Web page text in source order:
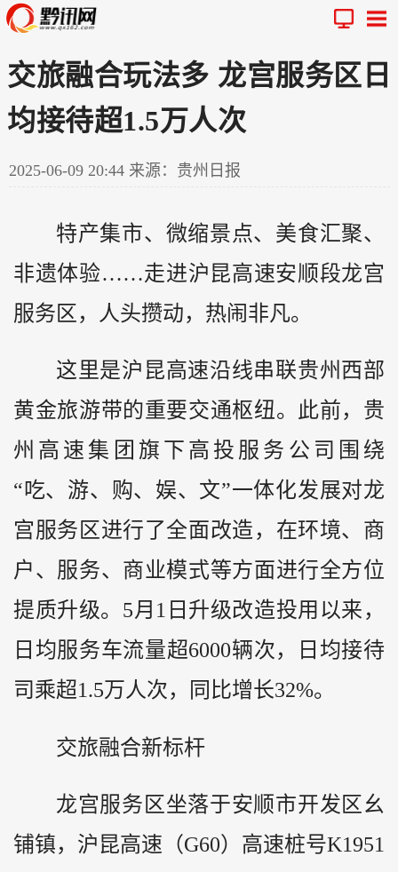
交旅融合玩法多 龙宫服务区日
均接待超1.5万人次
2025-06-09 20:44 来源：贵州日报
特产集市、微缩景点、美食汇聚、
非遗体验……走进沪昆高速安顺段龙宫
服务区，人头攒动，热闹非凡。
这里是沪昆高速沿线串联贵州 西部
黄金旅游带的重要交通枢纽。此前，贵
州高速集团旗下高投服务公司围绕
“吃、游、购、娱、文”一体化发展对龙
宫服务区进行了全面改造，在环境、商
户、服务、商业模式等方面进行全方位
提质升级。5月1日升级改造投用以来，
日均服务车流量超6000辆次，日均接待
司乘超1.5万人次，同比增长32%。
交旅融合新标杆
龙宫服务区坐落于安顺市开发区幺
铺镇，沪昆高速（G60）高速桩号K1951